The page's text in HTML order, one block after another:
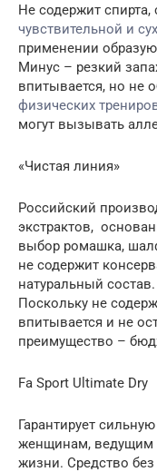
Не содержит спирта,
чувствительной и
применении
Минус – резкий
впитывается, но не
физических
могут вызывать
«Чистая линия»
Российский
экстрактов,
выбор ромашка,
не содержит
натуральный
Поскольку не
впитывается и не
преимущество –
Fa Sport Ultimate Dry
Гарантирует
женщинам, ведущим
жизни. Средство